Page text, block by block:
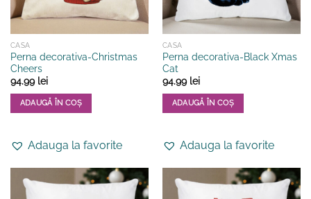
pagina
produsului.
CASA
Perna decorativa-Christmas
Cheers
94.99 lei
ADAUGĂ ÎN COȘ
Adauga la favorite
CASA
Perna decorativa-Black Xmas
Cat
94.99 lei
ADAUGĂ ÎN COȘ
Adauga la favorite